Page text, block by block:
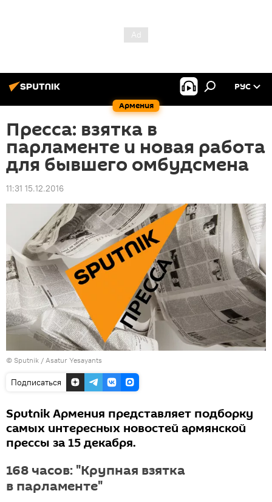
Армения
РУС
Пресса: взятка в
парламенте и новая работа
для бывшего омбудсмена
11:31 15.12.2016
© Sputnik / Asatur Yesayants
Подписаться
Sputnik Армения представляет подборку
самых интересных новостей армянской
прессы за 15 декабря.
168 часов: "Крупная взятка
в парламенте"